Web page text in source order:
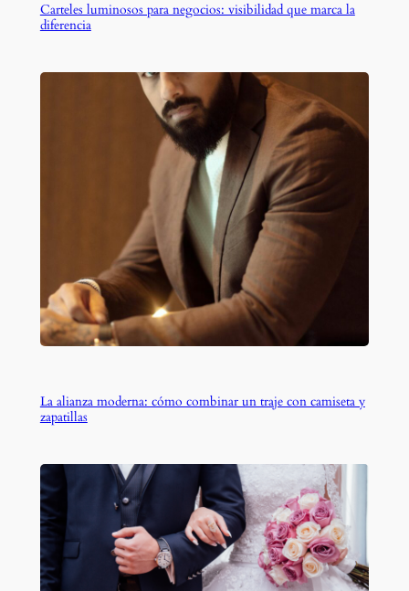
Carteles luminosos para negocios: visibilidad que marca la
diferencia
La alianza moderna: cómo combinar un traje con camiseta y
zapatillas